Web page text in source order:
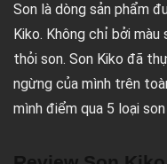
Son là dòng sản phẩm
Kiko. Không chỉ bởi
thỏi son. Son Kiko đã
ngừng của mình trên
mình điểm qua 5 loại